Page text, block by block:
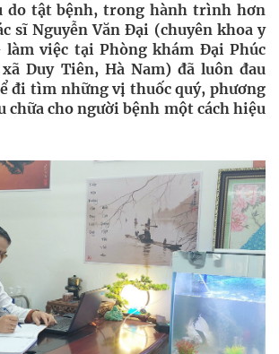
do tật bệnh, trong hành trình hơn
sĩ Nguyễn Văn Đại (chuyên khoa y
việc tại Phòng khám Đại Phúc
Duy Tiên, Hà Nam) đã luôn đau
đi tìm những vị thuốc quý, phương
chữa cho người bệnh một cách hiệu